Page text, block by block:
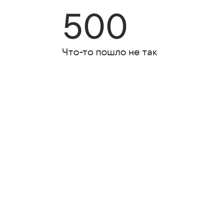
500
Что-то пошло не так